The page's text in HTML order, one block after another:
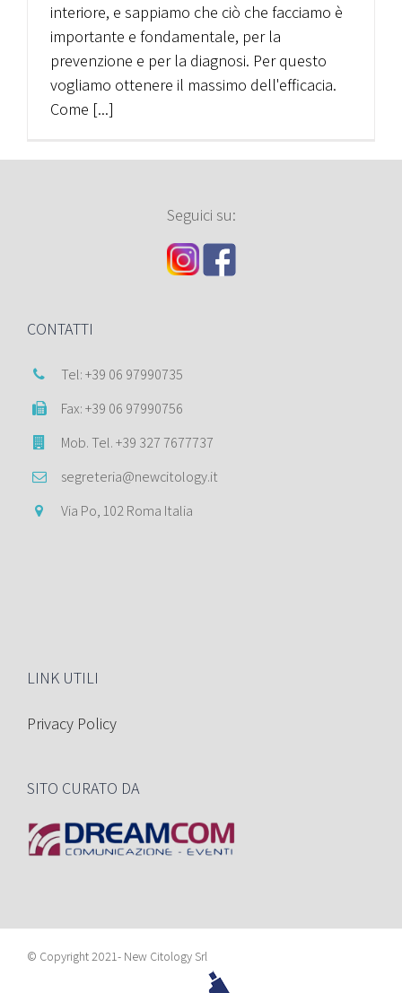
interiore, e sappiamo che ciò che facciamo è
importante e fondamentale, per la
prevenzione e per la diagnosi. Per questo
vogliamo ottenere il massimo dell'efficacia.
Come [...]
Seguici su:
CONTATTI
Tel: +39 06 97990735
Fax: +39 06 97990756
Mob. Tel. +39 327 7677737
segreteria@newcitology.it
Via Po, 102 Roma Italia
LINK UTILI
Privacy Policy
SITO CURATO DA
© Copyright 2021- New Citology Srl